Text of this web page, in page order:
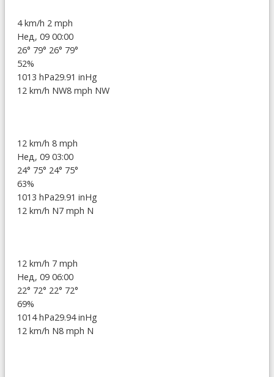
4 km/h 2 mph
Нед, 09 00:00
26° 79° 26° 79°
52%
1013 hPa29.91 inHg
12 km/h NW8 mph NW
12 km/h 8 mph
Нед, 09 03:00
24° 75° 24° 75°
63%
1013 hPa29.91 inHg
12 km/h N7 mph N
12 km/h 7 mph
Нед, 09 06:00
22° 72° 22° 72°
69%
1014 hPa29.94 inHg
12 km/h N8 mph N